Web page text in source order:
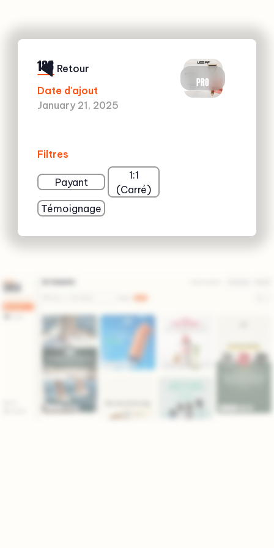
188
Date d'ajout
January 21, 2025
Filtres
Payant
1:1
(Carré)
Témoignage
PRO
Retour